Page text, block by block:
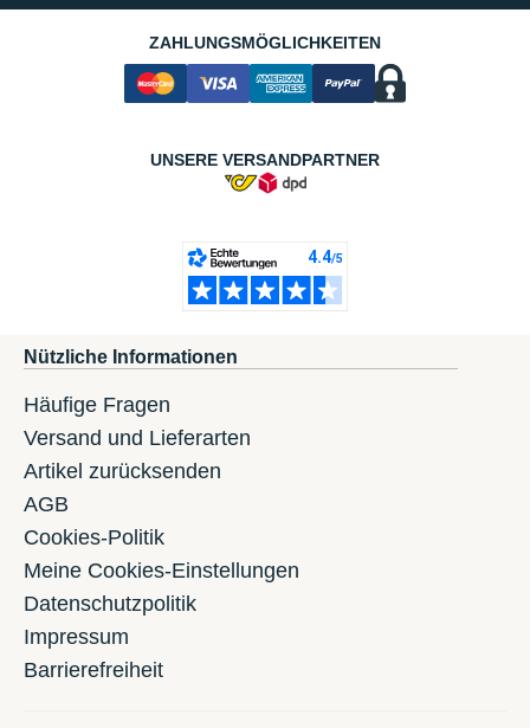
ZAHLUNGSMÖGLICHKEITEN
UNSERE VERSANDPARTNER
Nützliche Informationen
Häufige Fragen
Versand und Lieferarten
Artikel zurücksenden
AGB
Cookies-Politik
Meine Cookies-Einstellungen
Datenschutzpolitik
Impressum
Barrierefreiheit